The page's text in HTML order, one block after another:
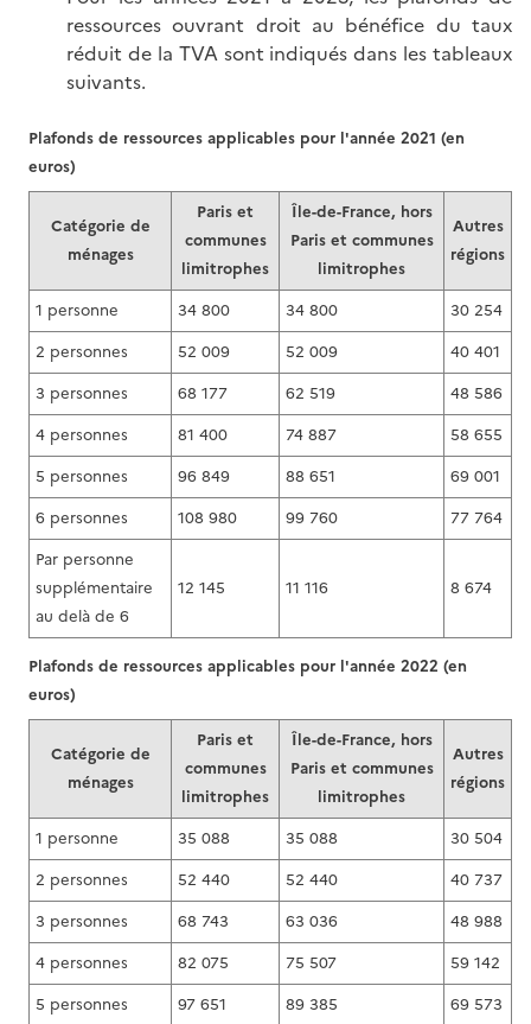
ressources ouvrant droit au bénéfice du taux
réduit de la TVA sont indiqués dans les tableaux
suivants.
Catégorie de
ménages
Paris et
communes
limitrophes
Île-de-France, hors
Paris et communes
limitrophes
Autres
régions
1 personne 34 800 34 800
30 254
2 personnes
52 009 52 009
40 401
3 personnes
68 177 62 519
48 586
4 personnes
81 400 74 887
58 655
5 personnes
96 849 88 651
69 001
6 personnes
108 980 99 760
77 764
Par personne
supplémentaire
au delà de 6
12 145 11 116 8 674
Plafonds de ressources applicables pour l'année 2021 (en
euros)
Plafonds de ressources applicables pour l'année 2022 (en
euros)
Catégorie de
ménages
Paris et
communes
limitrophes
Île-de-France, hors
Paris et communes
limitrophes
Autres
régions
1 personne 35 088 35 088
30 504
2 personnes
52 440 52 440
40 737
3 personnes
68 743 63 036
48 988
4 personnes
82 075 75 507
59 142
5 personnes
97 651 89 385
69 573